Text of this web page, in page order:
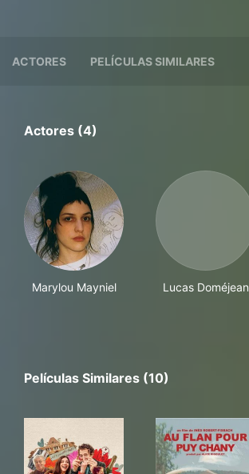
ACTORES PELÍCULAS SIMILARES
Actores (4)
Marylou Mayniel Lucas Doméjean
Películas Similares (10)